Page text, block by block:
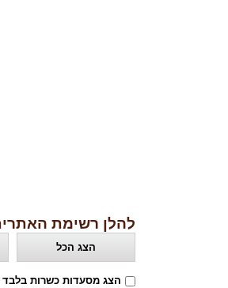
להלן רשימת
הצג הכל
הצג מסעדות כשרות בלבד